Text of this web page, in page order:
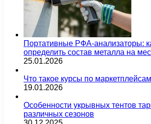
Портативные РФА-анализаторы:
определить состав металла на
25.01.2026
Что такое курсы по
19.01.2026
Особенности укрывных тентов
различных сезонов